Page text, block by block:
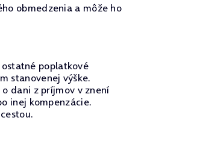
obmedzenia a môže ho
poplatkové
stanovenej výške.
dani z príjmov v znení
inej kompenzácie.